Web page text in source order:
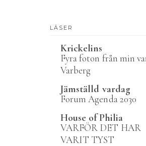
LÄSER
Krickelins
Fyra foton från min
Varberg
Jämställd vardag
Forum Agenda 2030
House of Philia
VARFÖR DET HAR
VARIT TYST